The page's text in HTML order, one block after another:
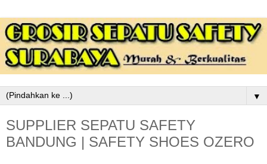
▼
SUPPLIER SEPATU SAFETY
BANDUNG | SAFETY SHOES OZERO